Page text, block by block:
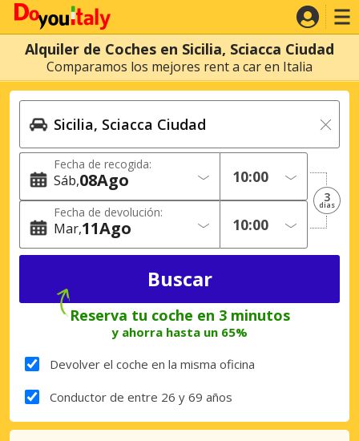
Alquiler de Coches en Sicilia, Sciacca Ciudad
Comparamos los mejores rent a car en Italia
Fecha de recogida:
Sáb 08Ago
Fecha de devolución:
Mar 11Ago
3
dias
Reserva tu coche en 3 minutos
y ahorra hasta un 65%
Devolver el coche en la misma oficina
Conductor de entre 26 y 69 años